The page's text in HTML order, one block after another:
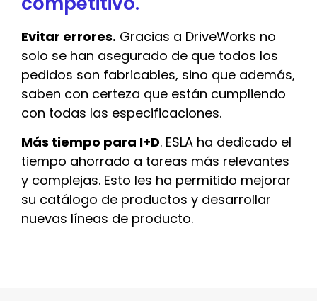
Evitar errores. Gracias a DriveWorks no
solo se han asegurado de que todos los
pedidos son fabricables, sino que además,
saben con certeza que están cumpliendo
con todas las especificaciones.
Más tiempo para I+D. ESLA ha dedicado el
tiempo ahorrado a tareas más relevantes
y complejas. Esto les ha permitido mejorar
su catálogo de productos y desarrollar
nuevas líneas de producto.